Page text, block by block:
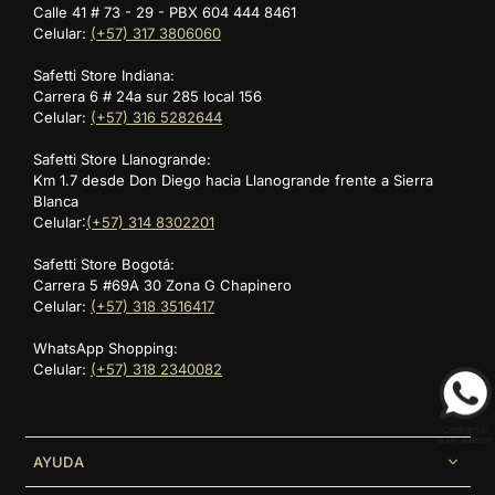
DEPORTIVA PARA LLUVIA
Materiales impermeables.
Diseño funcional para exteriores.
Libertad de movimiento.
Protección sin rigidez.
ropa deportiva impermeable para mujer de Safetti
con confianza bajo cualquier clima.
Calle 41 # 73 - 29 - PBX 604 444 8461
Celular: (+57) 317 3806060
Safetti Store Indiana:
Carrera 6 # 24a sur 285 local 156
Celular: (+57) 316 5282644
Safetti Store Llanogrande:
Km 1.7 desde Don Diego hacia Llanogrande frente a Sierra
Blanca
Celular:(+57) 314 8302201
Safetti Store Bogotá:
Carrera 5 #69A 30 Zona G Chapinero
Celular: (+57) 318 3516417
WhatsApp Shopping:
Celular: (+57) 318 2340082
AYUDA